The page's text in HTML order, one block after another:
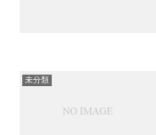
未分類